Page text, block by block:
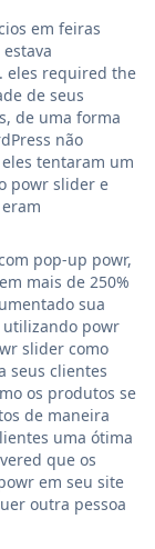
em feiras
eles required the
de seus
de uma forma
não
tentaram um
powr slider e
pop-up powr,
mais de 250%
sua
utilizando powr
slider como
seus clientes
os produtos se
de maneira
uma ótima
que os
em seu site
outra pessoa